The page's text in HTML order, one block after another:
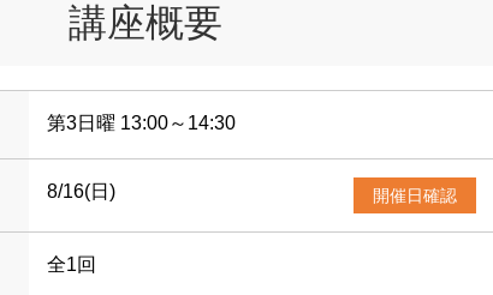
講座概要
第3日曜 13:00～14:30
8/16(日) 開催日確認
全1回